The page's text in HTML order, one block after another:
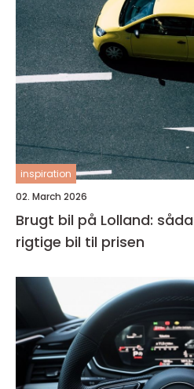
inspiration
02. March 2026
Brugt bil på Lolland:
rigtige bil til prisen